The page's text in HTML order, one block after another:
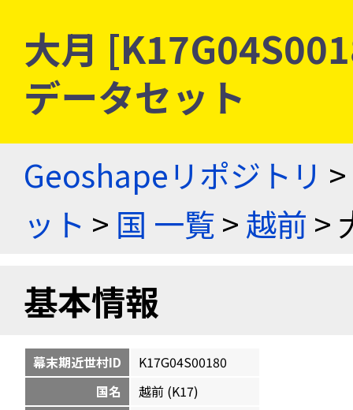
大月
データセット
Geoshapeリポジトリ >
ット > 国 一覧>越前 >
基本情報
幕末期近世村ID
K17G04S00180
国名
越前 (K17)